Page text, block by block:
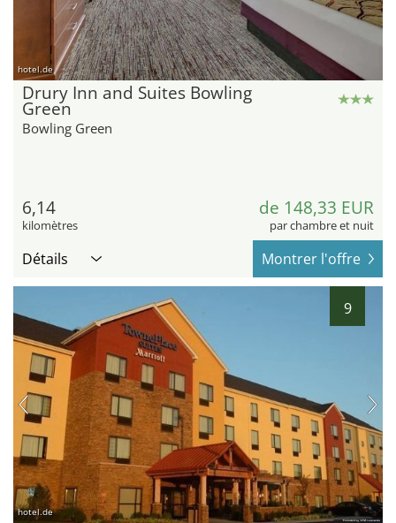
hotel.de
Drury Inn and Suites Bowling
Green
Bowling Green
6,14
kilomètres
de 148,33 EUR
par chambre et nuit
Détails Montrer l'offre
9
hotel.de